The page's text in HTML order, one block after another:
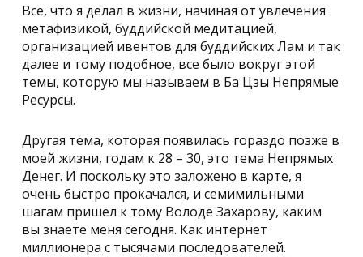
Все, что я делал в жизни, начиная от увлечения
метафизикой, буддийской медитацией,
организацией ивентов для буддийских Лам и так
далее и тому подобное, все было вокруг этой
темы, которую мы называем в Ба Цзы Непрямые
Ресурсы.
Другая тема, которая появилась гораздо позже в
моей жизни, годам к 28 – 30, это тема Непрямых
Денег. И поскольку это заложено в карте, я
очень быстро прокачался, и семимильными
шагам пришел к тому Володе Захарову, каким
вы знаете меня сегодня. Как интернет
миллионера с тысячами последователей.